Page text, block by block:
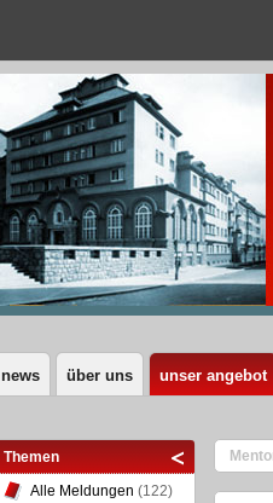
news über uns unser angebot
Themen
Alle Meldungen (122)